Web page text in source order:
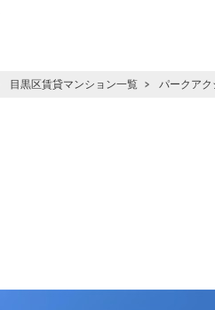
目黒区賃貸マンション一覧 パークア